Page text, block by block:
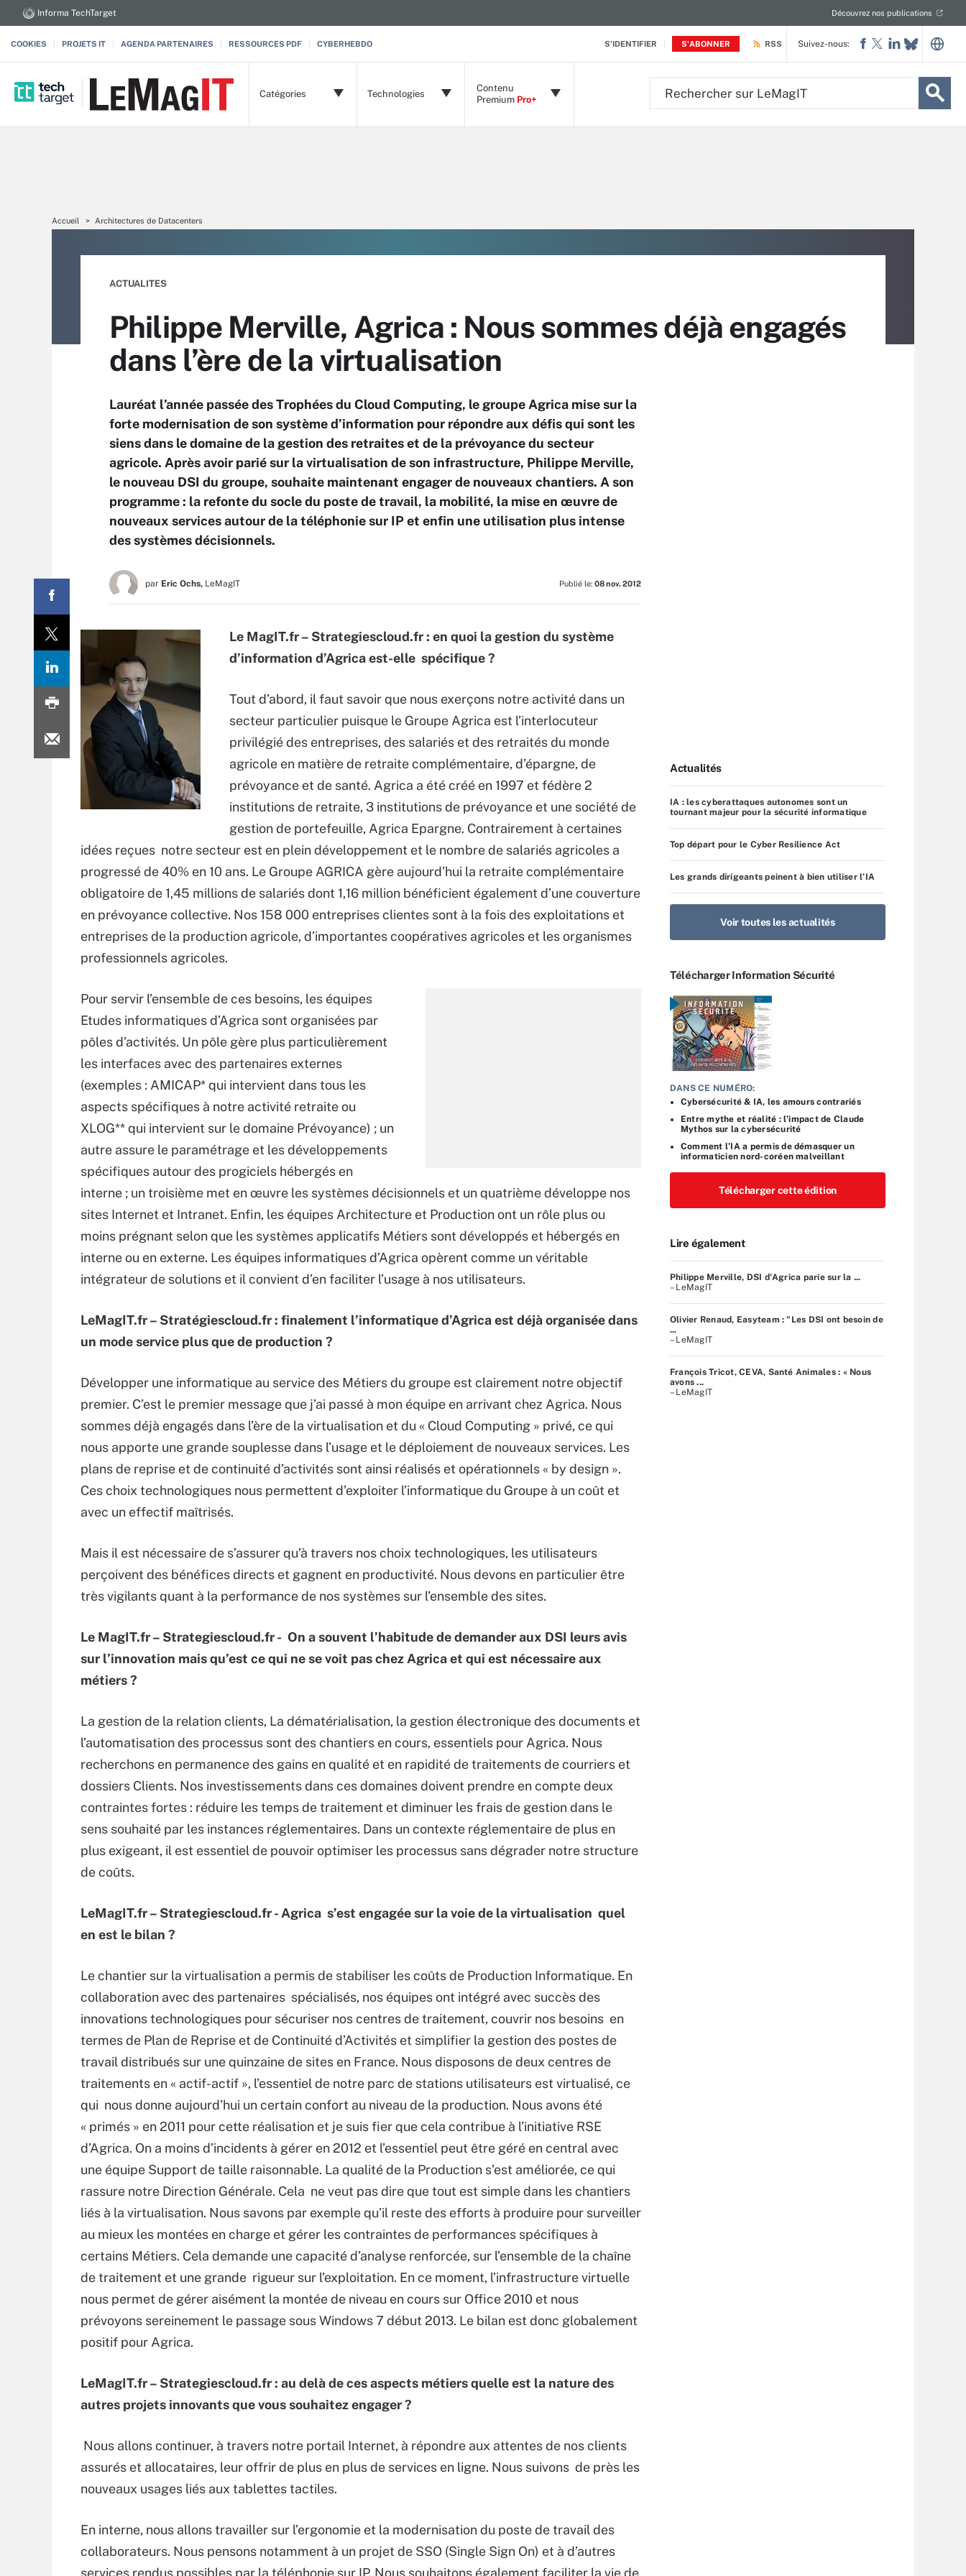
S'IDENTIFIER S'ABONNER
Informa TechTarget Découvrez nos publications
COOKIES PROJETS IT AGENDA PARTENAIRES RESSOURCES PDF CYBERHEBDO RSS
Catégories Technologies
Contenu
Premium Pro+
Suivez-nous:
Accueil Architectures de Datacenters
ACTUALITES
Philippe Merville, Agrica : Nous sommes déjà engagés
dans l’ère de la virtualisation
Lauréat l’année passée des Trophées du Cloud Computing, le groupe Agrica mise sur la
forte modernisation de son système d’information pour répondre aux défis qui sont les
siens dans le domaine de la gestion des retraites et de la prévoyance du secteur
agricole. Après avoir parié sur la virtualisation de son infrastructure, Philippe Merville,
le nouveau DSI du groupe, souhaite maintenant engager de nouveaux chantiers. A son
programme : la refonte du socle du poste de travail, la mobilité, la mise en œuvre de
nouveaux services autour de la téléphonie sur IP et enfin une utilisation plus intense
des systèmes décisionnels.
par Eric Ochs, LeMagIT Publié le: 08 nov. 2012
Le MagIT.fr – Strategiescloud.fr : en quoi la gestion du système
d’information d’Agrica est-elle spécifique ?
Tout d’abord, il faut savoir que nous exerçons notre activité dans un
secteur particulier puisque le Groupe Agrica est l’interlocuteur
privilégié des entreprises, des salariés et des retraités du monde
agricole en matière de retraite complémentaire, d’épargne, de
prévoyance et de santé. Agrica a été créé en 1997 et fédère 2
institutions de retraite, 3 institutions de prévoyance et une société de
gestion de portefeuille, Agrica Epargne. Contrairement à certaines
idées reçues notre secteur est en plein développement et le nombre de salariés agricoles a
progressé de 40% en 10 ans. Le Groupe AGRICA gère aujourd’hui la retraite complémentaire
obligatoire de 1,45 millions de salariés dont 1,16 million bénéficient également d’une couverture
en prévoyance collective. Nos 158 000 entreprises clientes sont à la fois des exploitations et
entreprises de la production agricole, d’importantes coopératives agricoles et les organismes
professionnels agricoles.
Pour servir l’ensemble de ces besoins, les équipes
Etudes informatiques d’Agrica sont organisées par
pôles d’activités. Un pôle gère plus particulièrement
les interfaces avec des partenaires externes
(exemples : AMICAP* qui intervient dans tous les
aspects spécifiques à notre activité retraite ou
XLOG** qui intervient sur le domaine Prévoyance) ; un
autre assure le paramétrage et les développements
spécifiques autour des progiciels hébergés en
interne ; un troisième met en œuvre les systèmes décisionnels et un quatrième développe nos
sites Internet et Intranet. Enfin, les équipes Architecture et Production ont un rôle plus ou
moins prégnant selon que les systèmes applicatifs Métiers sont développés et hébergés en
interne ou en externe. Les équipes informatiques d’Agrica opèrent comme un véritable
intégrateur de solutions et il convient d’en faciliter l’usage à nos utilisateurs.
LeMagIT.fr – Stratégiescloud.fr : finalement l’informatique d’Agrica est déjà organisée dans
un mode service plus que de production ?
Développer une informatique au service des Métiers du groupe est clairement notre objectif
premier. C’est le premier message que j’ai passé à mon équipe en arrivant chez Agrica. Nous
sommes déjà engagés dans l’ère de la virtualisation et du « Cloud Computing » privé, ce qui
nous apporte une grande souplesse dans l’usage et le déploiement de nouveaux services. Les
plans de reprise et de continuité d’activités sont ainsi réalisés et opérationnels « by design ».
Ces choix technologiques nous permettent d’exploiter l’informatique du Groupe à un coût et
avec un effectif maîtrisés.
Mais il est nécessaire de s’assurer qu’à travers nos choix technologiques, les utilisateurs
perçoivent des bénéfices directs et gagnent en productivité. Nous devons en particulier être
très vigilants quant à la performance de nos systèmes sur l’ensemble des sites.
Le MagIT.fr – Strategiescloud.fr - On a souvent l’habitude de demander aux DSI leurs avis
sur l’innovation mais qu’est ce qui ne se voit pas chez Agrica et qui est nécessaire aux
métiers ?
La gestion de la relation clients, La dématérialisation, la gestion électronique des documents et
l’automatisation des processus sont des chantiers en cours, essentiels pour Agrica. Nous
recherchons en permanence des gains en qualité et en rapidité de traitements de courriers et
dossiers Clients. Nos investissements dans ces domaines doivent prendre en compte deux
contraintes fortes : réduire les temps de traitement et diminuer les frais de gestion dans le
sens souhaité par les instances réglementaires. Dans un contexte réglementaire de plus en
plus exigeant, il est essentiel de pouvoir optimiser les processus sans dégrader notre structure
de coûts.
LeMagIT.fr – Strategiescloud.fr - Agrica s’est engagée sur la voie de la virtualisation quel
en est le bilan ?
Le chantier sur la virtualisation a permis de stabiliser les coûts de Production Informatique. En
collaboration avec des partenaires spécialisés, nos équipes ont intégré avec succès des
innovations technologiques pour sécuriser nos centres de traitement, couvrir nos besoins en
termes de Plan de Reprise et de Continuité d’Activités et simplifier la gestion des postes de
travail distribués sur une quinzaine de sites en France. Nous disposons de deux centres de
traitements en « actif-actif », l’essentiel de notre parc de stations utilisateurs est virtualisé, ce
qui nous donne aujourd’hui un certain confort au niveau de la production. Nous avons été
« primés » en 2011 pour cette réalisation et je suis fier que cela contribue à l’initiative RSE
d’Agrica. On a moins d’incidents à gérer en 2012 et l’essentiel peut être géré en central avec
une équipe Support de taille raisonnable. La qualité de la Production s’est améliorée, ce qui
rassure notre Direction Générale. Cela ne veut pas dire que tout est simple dans les chantiers
liés à la virtualisation. Nous savons par exemple qu’il reste des efforts à produire pour surveiller
au mieux les montées en charge et gérer les contraintes de performances spécifiques à
certains Métiers. Cela demande une capacité d’analyse renforcée, sur l’ensemble de la chaîne
de traitement et une grande rigueur sur l’exploitation. En ce moment, l’infrastructure virtuelle
nous permet de gérer aisément la montée de niveau en cours sur Office 2010 et nous
prévoyons sereinement le passage sous Windows 7 début 2013. Le bilan est donc globalement
positif pour Agrica.
LeMagIT.fr – Strategiescloud.fr : au delà de ces aspects métiers quelle est la nature des
autres projets innovants que vous souhaitez engager ?
Nous allons continuer, à travers notre portail Internet, à répondre aux attentes de nos clients
assurés et allocataires, leur offrir de plus en plus de services en ligne. Nous suivons de près les
nouveaux usages liés aux tablettes tactiles.
En interne, nous allons travailler sur l’ergonomie et la modernisation du poste de travail des
collaborateurs. Nous pensons notamment à un projet de SSO (Single Sign On) et à d’autres
services rendus possibles par la téléphonie sur IP. Nous souhaitons également faciliter la vie de
Actualités
IA : les cyberattaques autonomes sont un
tournant majeur pour la sécurité informatique
Top départ pour le Cyber Resilience Act
Les grands dirigeants peinent à bien utiliser l’IA
Voir toutes les actualités
Télécharger Information Sécurité
DANS CE NUMÉRO:
Cybersécurité & IA, les amours contrariés
Entre mythe et réalité : l’impact de Claude
Mythos sur la cybersécurité
Comment l’IA a permis de démasquer un
informaticien nord-coréen malveillant
Télécharger cette édition
Lire également
Philippe Merville, DSI d'Agrica parie sur la ...
– LeMagIT
Olivier Renaud, Easyteam : "Les DSI ont besoin de
...
– LeMagIT
François Tricot, CEVA, Santé Animales : « Nous
avons ...
– LeMagIT